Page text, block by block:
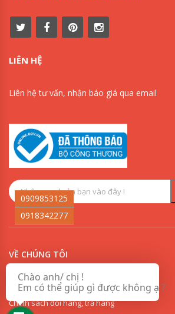
LIÊN HỆ
Liên hệ tư vấn, nhận báo giá qua email
VỀ CHÚNG TÔI
Chính sách vận chuyển và giao nhận sơn
Chính sách đổi hàng, trả hàng
0909853125
0918342277
Chào anh/ chị !
Em có thể giúp gì được không ạ ?